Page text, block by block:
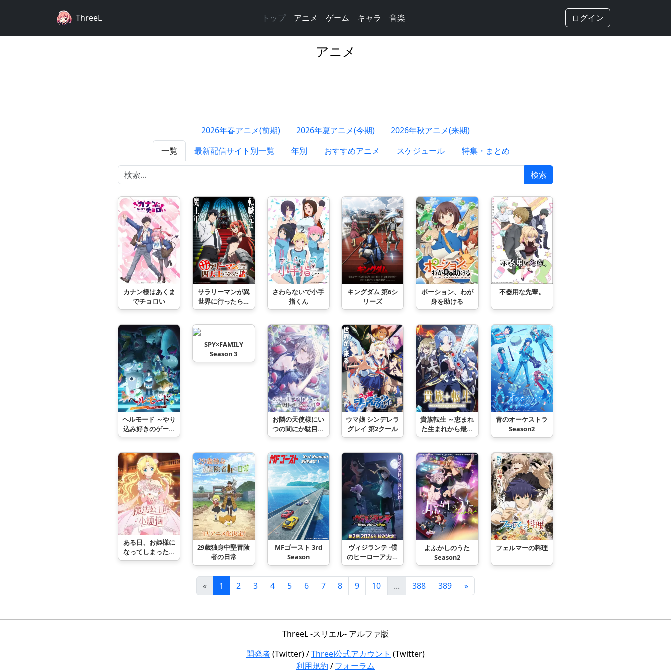
ThreeL トップ アニメ ゲーム キャラ 音楽 ログイン
アニメ
2026年春アニメ(前期) 2026年夏アニメ(今期)
2026年秋アニメ(来期)
一覧
最新配信サイト別一覧 年別 おすすめアニメ スケジュール 特集・まとめ
検索
カナン様はあくま
でチョロい
サラリーマンが異
世界に行ったら四
天王になった話
さわらないで小手
指くん
キングダム 第6シ
リーズ
ポーション、わが
身を助ける
不器用な先輩。
ヘルモード ～やり
込み好きのゲーマ
ーは廃設定の異世
SPY×FAMILY
Season 3
お隣の天使様にい
つの間にか駄目人
間にされていた件
ウマ娘 シンデレラ
グレイ 第2クール
貴族転生 ～恵まれ
た生まれから最強
の力を得る～
青のオーケストラ
Season2
ある日、お姫様に
なってしまった件
について
29歳独身中堅冒険
者の日常
MFゴースト 3rd
Season
ヴィジランテ -僕
のヒーローアカデ
ミア ILLEGALS- 第
2期
よふかしのうた
Season2
フェルマーの料理
« 1 2 3 4 5 6 7 8 9 10 ... 388 389 »
ThreeL -スリエル- アルファ版
開発者(Twitter) /Threel公式アカウント (Twitter)
利用規約 / フォーラム